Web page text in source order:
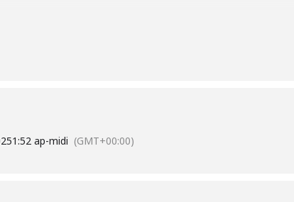
la méthodologie de développement des qualités physiques
des différents systèmes.
1:52 ap-midi (GMT+00:00)